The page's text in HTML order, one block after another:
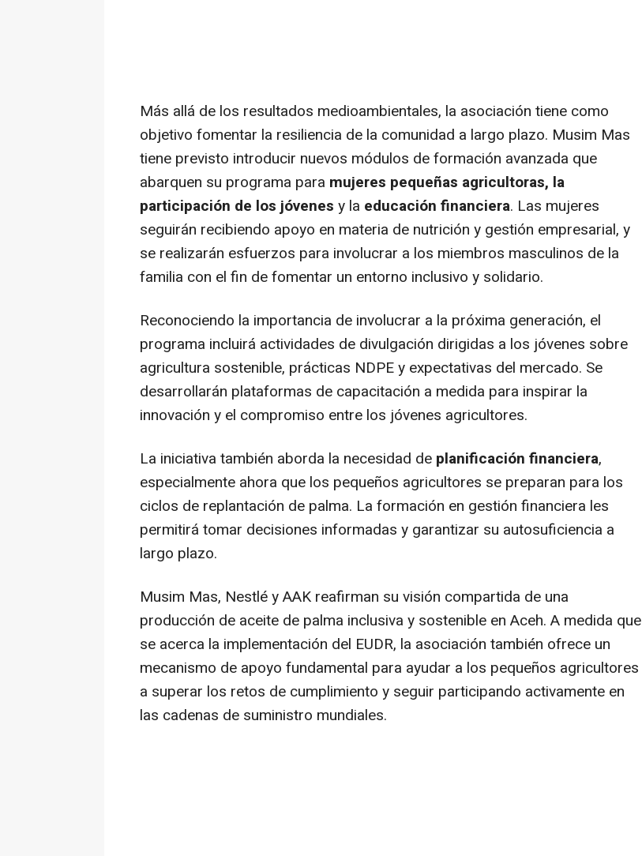
Más allá de los resultados medioambientales, la asociación tiene como
objetivo fomentar la resiliencia de la comunidad a largo plazo. Musim Mas
tiene previsto introducir nuevos módulos de formación avanzada que
abarquen su programa para mujeres pequeñas agricultoras, la
participación de los jóvenes y la educación financiera. Las mujeres
seguirán recibiendo apoyo en materia de nutrición y gestión empresarial, y
se realizarán esfuerzos para involucrar a los miembros masculinos de la
familia con el fin de fomentar un entorno inclusivo y solidario.
Reconociendo la importancia de involucrar a la próxima generación, el
programa incluirá actividades de divulgación dirigidas a los jóvenes sobre
agricultura sostenible, prácticas NDPE y expectativas del mercado. Se
desarrollarán plataformas de capacitación a medida para inspirar la
innovación y el compromiso entre los jóvenes agricultores.
La iniciativa también aborda la necesidad de planificación financiera,
especialmente ahora que los pequeños agricultores se preparan para los
ciclos de replantación de palma. La formación en gestión financiera les
permitirá tomar decisiones informadas y garantizar su autosuficiencia a
largo plazo.
Musim Mas, Nestlé y AAK reafirman su visión compartida de una
producción de aceite de palma inclusiva y sostenible en Aceh. A medida que
se acerca la implementación del EUDR, la asociación también ofrece un
mecanismo de apoyo fundamental para ayudar a los pequeños agricultores
a superar los retos de cumplimiento y seguir participando activamente en
las cadenas de suministro mundiales.